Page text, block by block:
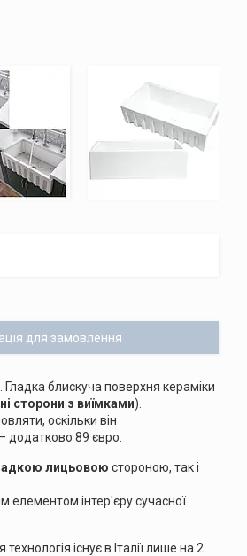
для замовлення
блискуча поверхня кераміки
сторони з виїмками).
оскільки він
додатково 89 євро.
лицьовою стороною, так і
елементом інтер'єру сучасної
технологія існує в Італії лише на 2